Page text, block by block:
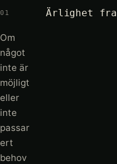
01 Ärlighet
Om
något
inte är
möjligt
eller
inte
passar
ert
behov